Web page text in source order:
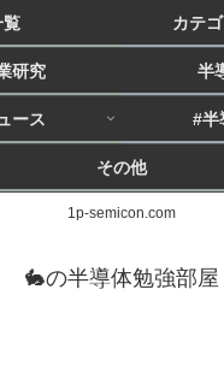
1p-semicon.com
🐇の半導体勉強部屋
覧 カテ
研究 半
ース #半
その他